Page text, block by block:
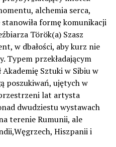
alchemia serca,
formę komunikacji
Török(a) Szasz
w dbałości, aby kurz nie
Typem przekładającym
Sztuki w Sibiu w
poszukiwań, ujętych w
lat artysta
dwudziestu wystawach
terenie Rumunii, ale
Hiszpanii i